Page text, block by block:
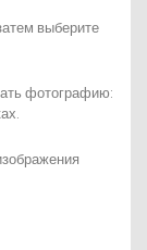
выберите
фотографию: